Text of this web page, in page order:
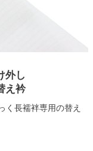
外し
え衿
く長襦袢専用の替え